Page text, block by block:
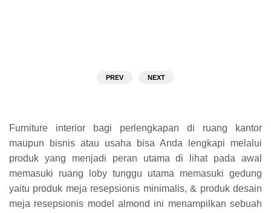
PREV NEXT
Furniture interior bagi perlengkapan di ruang kantor
maupun bisnis atau usaha bisa Anda lengkapi melalui
produk yang menjadi peran utama di lihat pada awal
memasuki ruang loby tunggu utama memasuki gedung
yaitu produk meja resepsionis minimalis, & produk desain
meja resepsionis model almond ini menampilkan sebuah